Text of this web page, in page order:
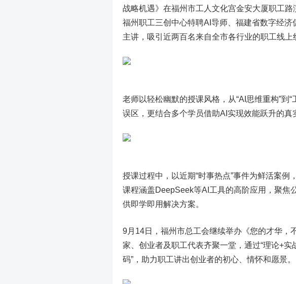
战略机遇》在福州市工人文化宫金安大厦职工
福州职工三创中心特聘AI导师、福建省数字经
主讲，吸引近两百名来自全市各行业的职工线上
老师以轻松幽默的授课风格，从“AI思维重构”到
误区，更结合多个学员借助AI实现效能跃升的真
授课过程中，以近期“时事热点”事件为鲜活案例
课程涵盖DeepSeek等AI工具的高阶应用，聚焦
供即学即用解决方案。
9月14日，福州市总工会继续举办《您的才华，
家、创业者及职工代表齐聚一堂，通过“理论+
码”，助力职工讲出创业者的初心、情怀和愿景。